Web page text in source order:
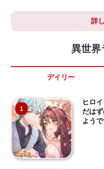
詳
異世界
デイリー
1
ヒロ
だは
よう